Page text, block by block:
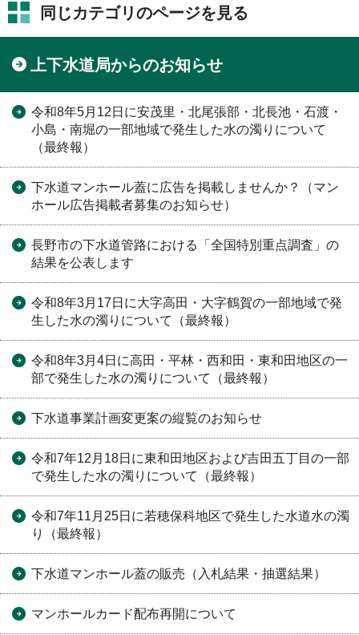
同じカテゴリのページを見る
上下水道局からのお知らせ
令和8年5月12日に安茂里・北尾張部・北長池・石渡・
小島・南堀の一部地域で発生した水の濁りについて
（最終報）
下水道マンホール蓋に広告を掲載しませんか？（マン
ホール広告掲載者募集のお知らせ）
長野市の下水道管路における「全国特別重点調査」の
結果を公表します
令和8年3月17日に大字高田・大字鶴賀の一部地域で発
生した水の濁りについて（最終報）
令和8年3月4日に高田・平林・西和田・東和田地区の一
部で発生した水の濁りについて（最終報）
下水道事業計画変更案の縦覧のお知らせ
令和7年12月18日に東和田地区および吉田五丁目の一部
で発生した水の濁りについて（最終報）
令和7年11月25日に若穂保科地区で発生した水道水の濁
り（最終報）
下水道マンホール蓋の販売（入札結果・抽選結果）
マンホールカード配布再開について